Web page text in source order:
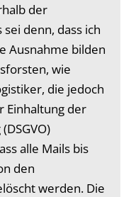
der
denn, dass ich
Ausnahme bilden
wie
die jedoch
Einhaltung der
alle Mails bis
den
werden. Die